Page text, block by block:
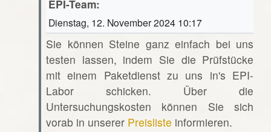
EPI-Team:
Dienstag, 12. November 2024 10:17
Sie können Steine ganz einfach bei uns
testen lassen, indem Sie die Prüfstücke
mit einem Paketdienst zu uns in's EPI-
Labor schicken. Über die
Untersuchungskosten können Sie sich
vorab in unserer Preisliste informieren.